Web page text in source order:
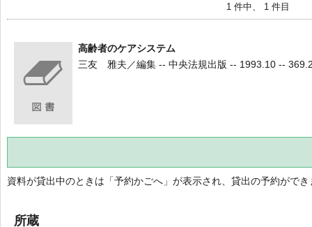
1 件中、 1 件目
高齢者のケアシステム
三友 雅夫／編集 -- 中央法規出版 -- 1993.10 --
資料が貸出中のときは「予約かごへ」が表示され、貸出の予約ができ
所蔵